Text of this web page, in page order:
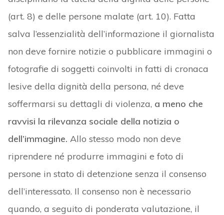
(art. 8) e delle persone malate (art. 10). Fatta
salva l’essenzialità dell’informazione il giornalista
non deve fornire notizie o pubblicare immagini o
fotografie di soggetti coinvolti in fatti di cronaca
lesive della dignità della persona, né deve
soffermarsi su dettagli di violenza, a meno che
ravvisi la rilevanza sociale della notizia o
dell’immagine. Allo stesso modo non deve
riprendere né produrre immagini e foto di
persone in stato di detenzione senza il consenso
dell’interessato. Il consenso non è necessario
quando, a seguito di ponderata valutazione, il